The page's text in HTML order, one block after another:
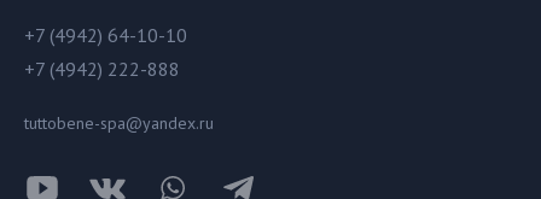
+7 (4942) 64-10-10
+7 (4942) 222-888
tuttobene-spa@yandex.ru